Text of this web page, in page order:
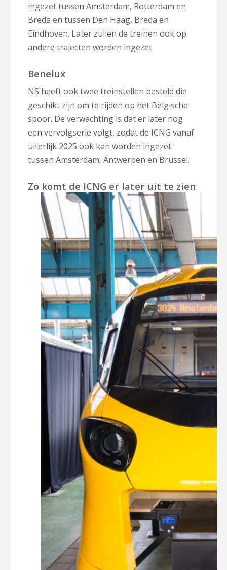
ingezet tussen Amsterdam, Rotterdam en
Breda en tussen Den Haag, Breda en
Eindhoven. Later zullen de treinen ook op
andere trajecten worden ingezet.
Benelux
NS heeft ook twee treinstellen besteld die
geschikt zijn om te rijden op het Belgische
spoor. De verwachting is dat er later nog
een vervolgserie volgt, zodat de ICNG vanaf
uiterlijk 2025 ook kan worden ingezet
tussen Amsterdam, Antwerpen en Brussel.
Zo komt de ICNG er later uit te zien